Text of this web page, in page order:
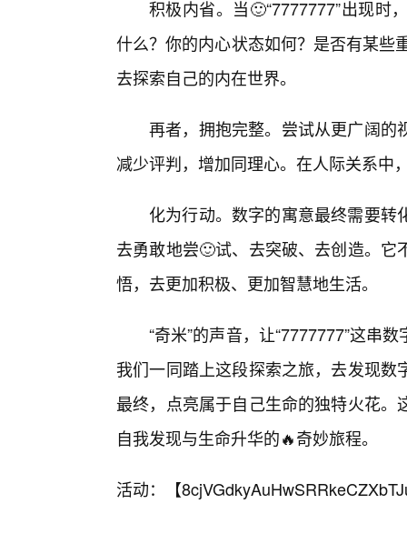
积极内省。当🙂“7777777”出现时
什么？你的内心状态如何？是否有某些
去探索自己的内在世界。
再者，拥抱完整。尝试从更广阔的
减少评判，增加同理心。在人际关系中
化为行动。数字的寓意最终需要
去勇敢地尝🙂试、去突破、去创造。
悟，去更加积极、更加智慧地生活。
“奇米”的声音，让“7777777”这串
我们一同踏上这段探索之旅，去发现
最终，点亮属于自己生命的独特火花
自我发现与生命升华的🔥奇妙旅程。
活动：【